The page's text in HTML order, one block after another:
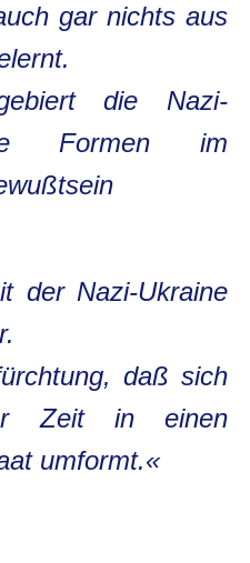
gar nichts aus
die Nazi-
Formen im
der Nazi-Ukraine
daß sich
Zeit in einen
umformt.«